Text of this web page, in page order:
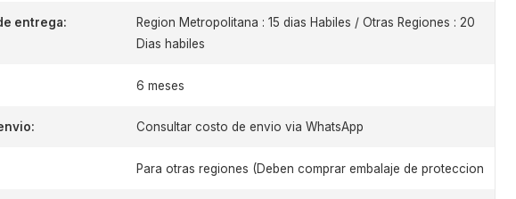
entrega:
Region Metropolitana : 15 dias Habiles / Otras Regiones : 20
Dias habiles
6 meses
Consultar costo de envio via WhatsApp
Para otras regiones (Deben comprar embalaje de proteccion